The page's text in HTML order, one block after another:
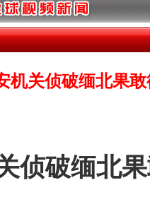
机关侦破缅北果
破缅北果